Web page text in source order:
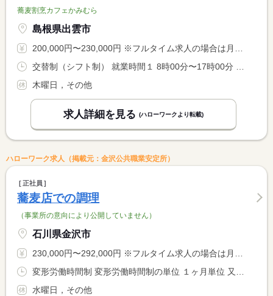
蕎麦割烹カフェかみむら
島根県出雲市
200,000円〜230,000円 ※フルタイム求人の場合は月額（換算額）、パート求人の場合は時間額を表示しています。
木曜日，その他
求人詳細を見る (ハローワークより転載)
ハローワーク求人（掲載元：金沢公共職業安定所）
正社員
蕎麦店での調理
（事業所の意向により公開していません）
石川県金沢市
230,000円〜292,000円 ※フルタイム求人の場合は月額（換算額）、パート求人の場合は時間額を表示しています。
水曜日，その他